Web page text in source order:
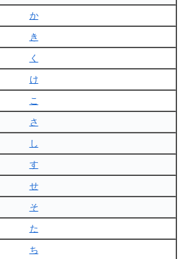
か
き
く
け
こ
さ
し
す
せ
そ
た
ち